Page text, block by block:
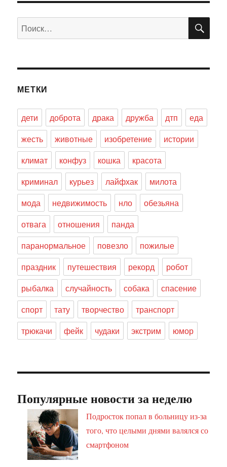
Искать:
МЕТКИ
дети доброта драка дружба дтп
еда
жесть
животные изобретение
истории
климат
конфуз кошка
красота
криминал
курьез лайфхак
милота
мода
недвижимость нло
обезьяна
отвага
отношения
панда
паранормальное
повезло
пожилые
праздник
путешествия рекорд
робот
рыбалка
случайность собака
спасение
спорт
тату творчество
транспорт
трюкачи
фейк чудаки экстрим юмор
Популярные новости за неделю
Подросток попал в больницу из-за
того, что целыми днями валялся со
смартфоном